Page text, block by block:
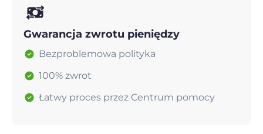
Gwarancja zwrotu pieniędzy
Bezproblemowa polityka
100% zwrot
Łatwy proces przez Centrum pomocy